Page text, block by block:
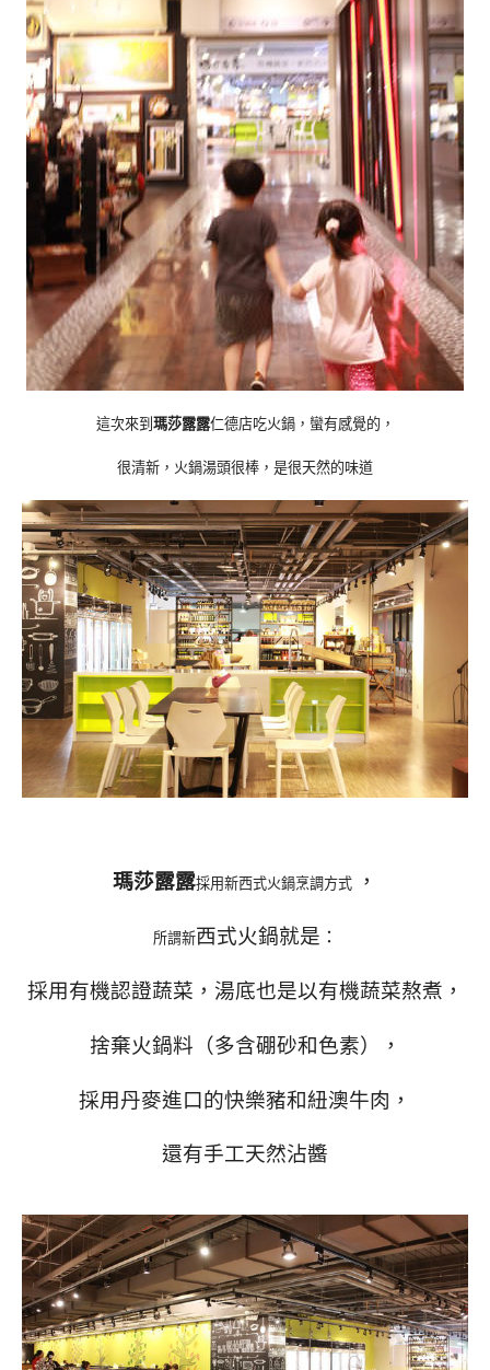
這次來到瑪莎露露仁德店吃火鍋，蠻有感覺的，
很清新，火鍋湯頭很棒，是很天然的味道
瑪莎露露採用新西式火鍋烹調方式 ，
所謂新西式火鍋就是 ：
採用有機認證蔬菜 ，湯底也是以有機蔬菜熬煮 ，
捨棄火鍋料（多含硼砂和色素），
採用丹麥進口的快樂豬和紐澳牛肉，
還有手工天然沾醬